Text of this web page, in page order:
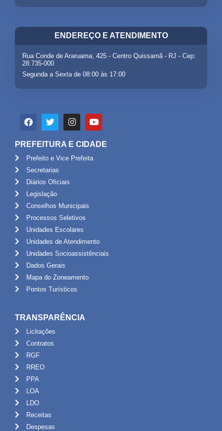
ENDEREÇO E ATENDIMENTO
Rua Conde de Araruama, 425 - Centro Quissamã - RJ - Cep:
28.735-000
Segunda a Sexta de 08:00 às 17:00
PREFEITURA E CIDADE
Prefeito e Vice Prefeita
Secretarias
Diários Oficiais
Legislação
Conselhos Municipais
Processos Seletivos
Unidades Escolares
Unidades de Atendimento
Unidades Socioassistênciais
Dados Gerais
Mapa do Zoneamento
Pontos Turísticos
TRANSPARÊNCIA
Licitações
Contratos
RGF
RREO
PPA
LOA
LDO
Receitas
Despesas